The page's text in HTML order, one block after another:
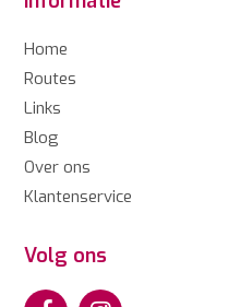
Home
Routes
Links
Blog
Over ons
Klantenservice
Volg ons